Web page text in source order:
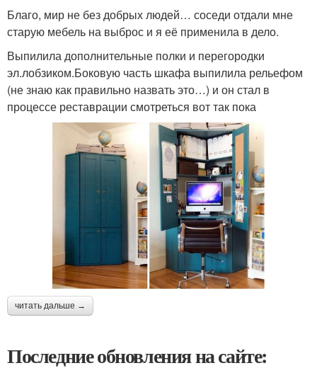
Благо, мир не без добрых людей… соседи отдали мне
старую мебель на выброс и я её применила в дело.
Выпилила дополнительные полки и перегородки
эл.лобзиком.Боковую часть шкафа выпилила рельефом
(не знаю как правильно назвать это…) и он стал в
процессе реставрации смотреться вот так пока
читать дальше →
Последние обновления на сайте: